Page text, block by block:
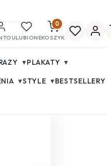
ULUBIONE
0
KOSZYK
▾PLAKATY ▾
▾STYLE ▾BESTSELLERY